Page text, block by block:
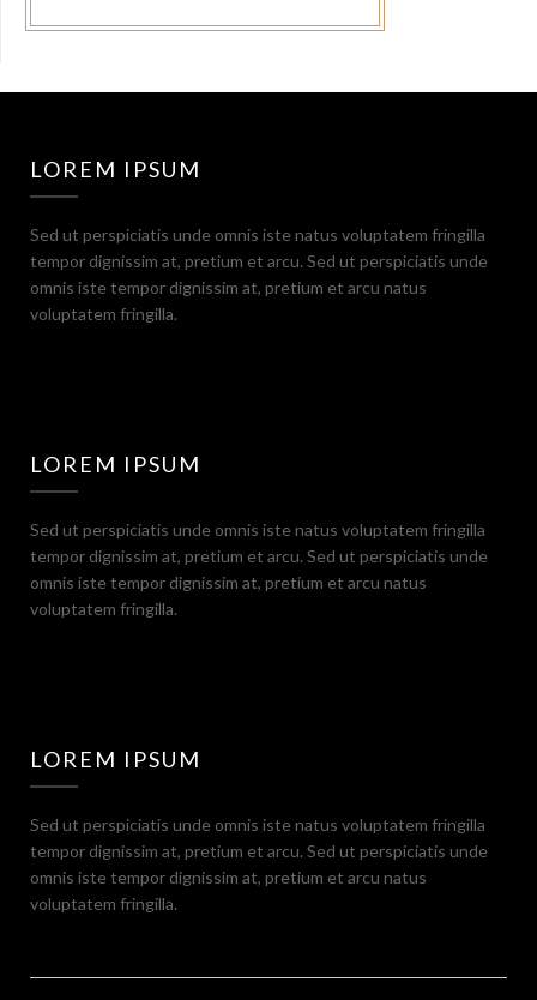
LOREM IPSUM
Sed ut perspiciatis unde omnis iste natus voluptatem fringilla
tempor dignissim at, pretium et arcu. Sed ut perspiciatis unde
omnis iste tempor dignissim at, pretium et arcu natus
voluptatem fringilla.
LOREM IPSUM
Sed ut perspiciatis unde omnis iste natus voluptatem fringilla
tempor dignissim at, pretium et arcu. Sed ut perspiciatis unde
omnis iste tempor dignissim at, pretium et arcu natus
voluptatem fringilla.
LOREM IPSUM
Sed ut perspiciatis unde omnis iste natus voluptatem fringilla
tempor dignissim at, pretium et arcu. Sed ut perspiciatis unde
omnis iste tempor dignissim at, pretium et arcu natus
voluptatem fringilla.